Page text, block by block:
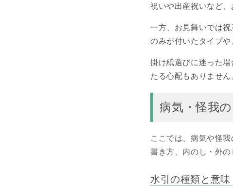
祝いや出産祝いなど、
一方、お見舞いでは
のみが付いたタイプ
掛け紙選びに迷った
たる心配もありません
病気・怪我
ここでは、病気や怪
書き方、内のし・外の
水引の種類と意味